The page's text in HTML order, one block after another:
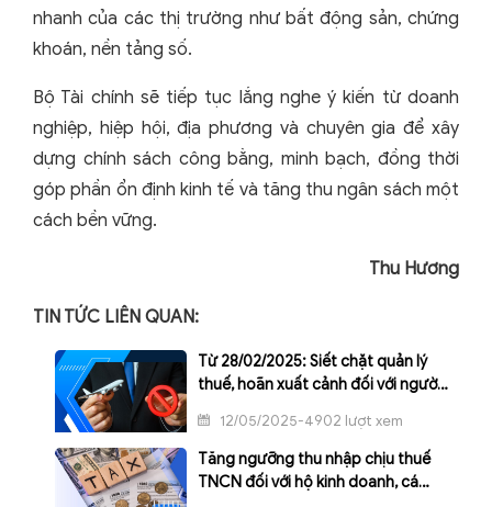
nhanh của các thị trường như bất động sản, chứng
khoán, nền tảng số.
Bộ Tài chính sẽ tiếp tục lắng nghe ý kiến từ doanh
nghiệp, hiệp hội, địa phương và chuyên gia để xây
dựng chính sách công bằng, minh bạch, đồng thời
góp phần ổn định kinh tế và tăng thu ngân sách một
cách bền vững.
Thu Hương
TIN TỨC LIÊN QUAN:
Từ 28/02/2025: Siết chặt quản lý
thuế, hoãn xuất cảnh đối với người
12/05/2025-4902 lượt xem
Tăng ngưỡng thu nhập chịu thuế
TNCN đối với hộ kinh doanh, cá